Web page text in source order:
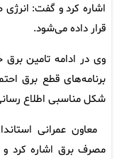
اشاره کرد و گفت:
قرار داده می‌شود.
وی در ادامه تامین
برنامه‌های قطع برق
شکل مناسبی اطلاع
معاون عمرانی
مصرف برق اشاره